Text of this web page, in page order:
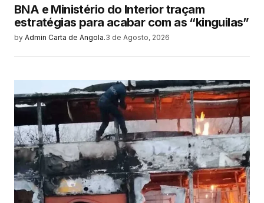
BNA e Ministério do Interior traçam
estratégias para acabar com as “kinguilas”
by Admin Carta de Angola.3 de Agosto, 2026